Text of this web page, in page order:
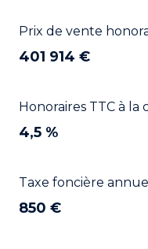
Prix de vente
401 914 €
Honoraires TTC à
4,5 %
Taxe foncière
850 €